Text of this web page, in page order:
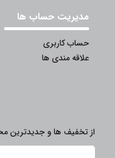
مدیریت حساب ها
حساب کاربری
علاقه مندی ها
از تخفیف ها و جدیدترین